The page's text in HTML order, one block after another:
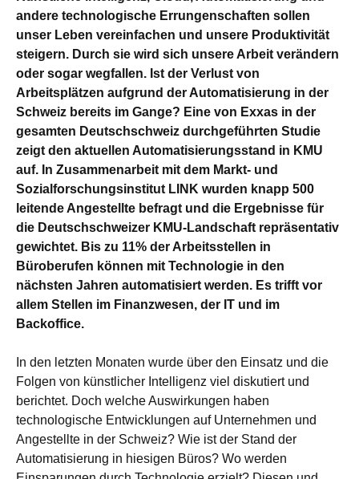
andere technologische Errungenschaften sollen
unser Leben vereinfachen und unsere Produktivität
steigern. Durch sie wird sich unsere Arbeit verändern
oder sogar wegfallen. Ist der Verlust von
Arbeitsplätzen aufgrund der Automatisierung in der
Schweiz bereits im Gange? Eine von Exxas in der
gesamten Deutschschweiz durchgeführten Studie
zeigt den aktuellen Automatisierungsstand in KMU
auf. In Zusammenarbeit mit dem Markt- und
Sozialforschungsinstitut LINK wurden knapp 500
leitende Angestellte befragt und die Ergebnisse für
die Deutschschweizer KMU-Landschaft repräsentativ
gewichtet. Bis zu 11% der Arbeitsstellen in
Büroberufen können mit Technologie in den
nächsten Jahren automatisiert werden. Es trifft vor
allem Stellen im Finanzwesen, der IT und im
Backoffice.
In den letzten Monaten wurde über den Einsatz und die
Folgen von künstlicher Intelligenz viel diskutiert und
berichtet. Doch welche Auswirkungen haben
technologische Entwicklungen auf Unternehmen und
Angestellte in der Schweiz? Wie ist der Stand der
Automatisierung in hiesigen Büros? Wo werden